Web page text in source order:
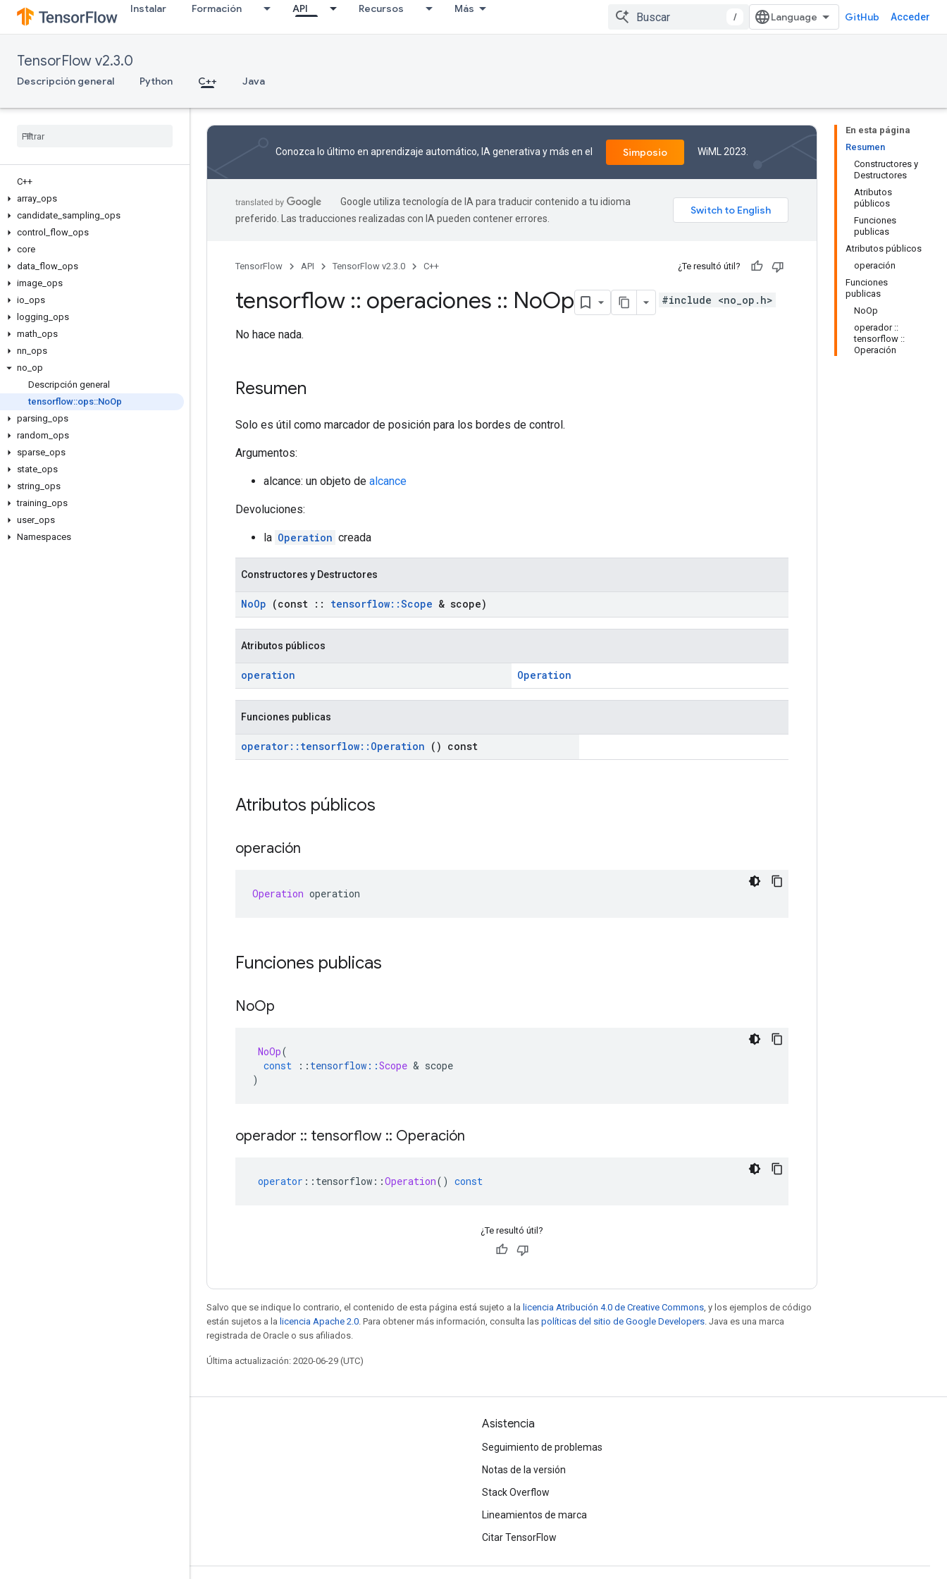
Instalar Formación API Recursos Más
/ GitHub Acceder
TensorFlow v2.3.0
Descripción general Python C++ Java
C++
array ops
candidate sampling ops
control
flow ops
core
data flow ops
image ops
io ops
logging ops
math ops
nn ops
no op
Descripción general
tensorflow::ops::NoOp
parsing ops
random ops
sparse ops
state ops
string ops
training ops
user_ ops
Namespaces
En esta página
Resumen
Constructores y
Destructores
Atributos
públicos
Funciones
publicas
Atributos públicos
operación
Funciones
publicas
NoOp
operador ::
tensorflow ::
Operación
Conozca lo último en aprendizaje automático, IA generativa y más en el Simposio WiML 2023.
Google utiliza tecnología de IA para traducir contenido a tu idioma
preferido. Las traducciones realizadas con IA pueden contener errores.
TensorFlow API TensorFlow v2.3.0 C++ ¿Te resultó útil?
tensorflow :: operaciones :: NoOp #include <no_op.h>
No hace nada.
Resumen
Solo es útil como marcador de posición para los bordes de control.
Argumentos:
alcance: un objeto de alcance
Devoluciones:
la Operation creada
Constructores y Destructores
NoOp (const :: tensorflow::Scope & scope)
Atributos públicos
operation Operation
Funciones publicas
operator:: tensorflow:: Operation () const
Atributos públicos
operación
Operation operation
Funciones publicas
NoOp
NoOp(
const
:: tensorflow ::Scope & scope
)
operador :: tensorflow :: Operación
operator :: tensorflow ::Operation() const
¿Te resultó útil?
Salvo que se indique lo contrario, el contenido de esta página está sujeto a la licencia Atribución 4.0 de Creative Commons , y los ejemplos de código
están sujetos a la licencia Apache 2.0 . Para obtener más información, consulta las políticas del sitio de Google Developers . Java es una marca
registrada de Oracle o sus afiliados.
Última actualización: 2020-06-29 (UTC)
Asistencia
Seguimiento de problemas
Notas de la versión
Stack Overflow
Lineamientos de marca
Citar TensorFlow